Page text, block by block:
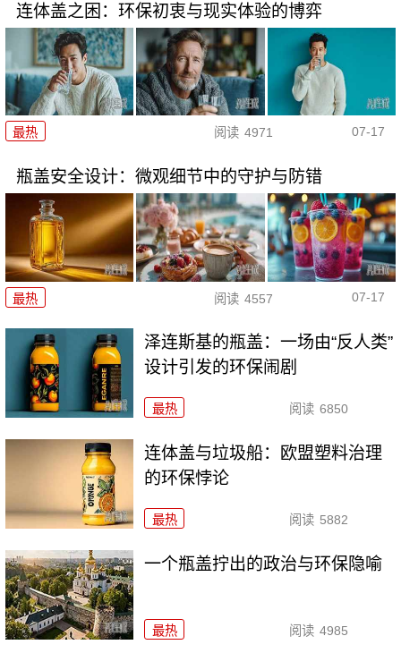
连体盖之困：环保初衷与现实体验的博弈
最热 阅读 4971 07-17
瓶盖安全设计：微观细节中的守护与防错
最热 阅读 4557 07-17
泽连斯基的瓶盖：一场由“反人类”
设计引发的环保闹剧
最热 阅读 6850
连体盖与垃圾船：欧盟塑料治理
的环保悖论
最热 阅读 5882
一个瓶盖拧出的政治与环保隐喻
最热 阅读 4985